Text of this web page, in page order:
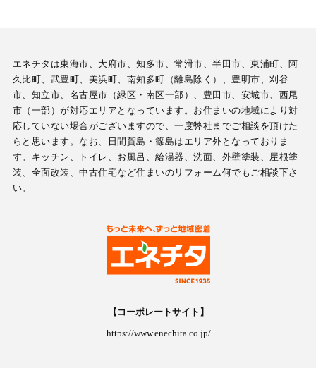
エネチタは東海市、大府市、知多市、常滑市、半田市、東浦町、阿
久比町、武豊町、美浜町、南知多町（離島除く）、豊明市、刈谷
市、知立市、名古屋市（緑区・南区一部）、豊田市、安城市、西尾
市（一部）が対応エリアとなっています。お住まいの地域により対
応していない場合がございますので、一度弊社までご相談を頂けた
らと思います。なお、日間賀島・篠島はエリア外となっておりま
す。キッチン、トイレ、お風呂、給湯器、洗面、外壁塗装、屋根塗
装、全面改装、中古住宅など住まいのリフォーム何でもご相談下さ
い。
【コーポレートサイト】
https://www.enechita.co.jp/